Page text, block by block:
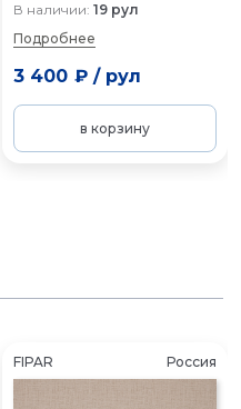
В наличии: 19 рул
Подробнее
3 400 ₽/ рул
в корзину
FIPAR Россия